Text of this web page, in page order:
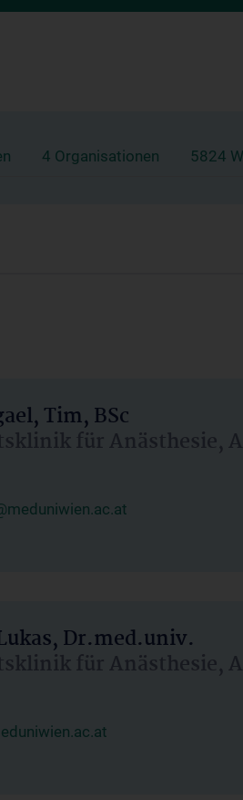
4 Organisationen 5824
Tim, BSc
für Anästhesie,
Dr.med.univ.
für Anästhesie,